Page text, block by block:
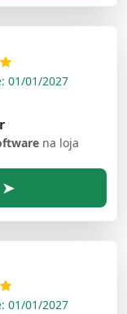
01/01/2027
na loja
➤
01/01/2027